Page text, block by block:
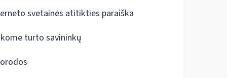
svetainės atitikties paraiška
turto savininkų